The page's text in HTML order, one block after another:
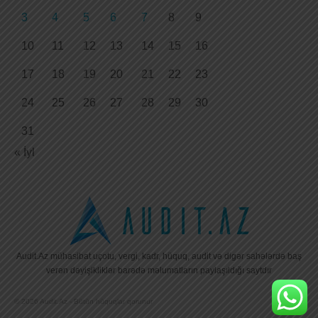
3 4 5 6 7 8 9
10 11 12 13 14 15 16
17 18 19 20 21 22 23
24 25 26 27 28 29 30
31
« İyl
Audit.Az mühasibat uçotu, vergi, kadr, hüquq, audit və digər sahələrdə baş
verən dəyişikliklər barədə məlumatların paylaşıldığı saytdır
© 2026 Audit.Az - Bütün hüquqlar qorunur